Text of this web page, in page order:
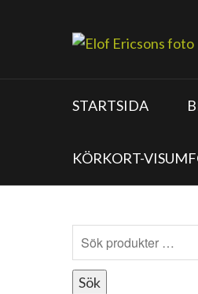
STARTSIDA
KÖRKORT-
Sök